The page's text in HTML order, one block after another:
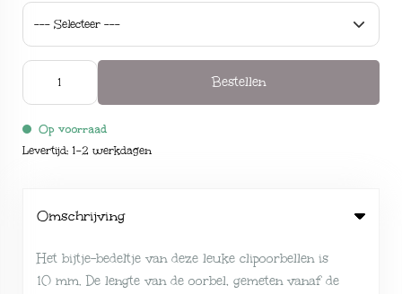
Bestellen
Op voorraad
Levertijd: 1-2 werkdagen
Omschrijving
Het bijtje-bedeltje van deze leuke clipoorbellen is
10 mm. De lengte van de oorbel, gemeten vanaf de